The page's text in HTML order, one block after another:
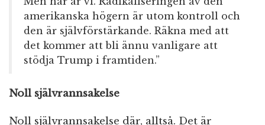
amerikanska högern är utom kontroll och
den är självförstärkande. Räkna med att
det kommer att bli ännu vanligare att
stödja Trump i framtiden.”
Noll självrannsakelse
Noll självrannsakelse där, alltså. Det är